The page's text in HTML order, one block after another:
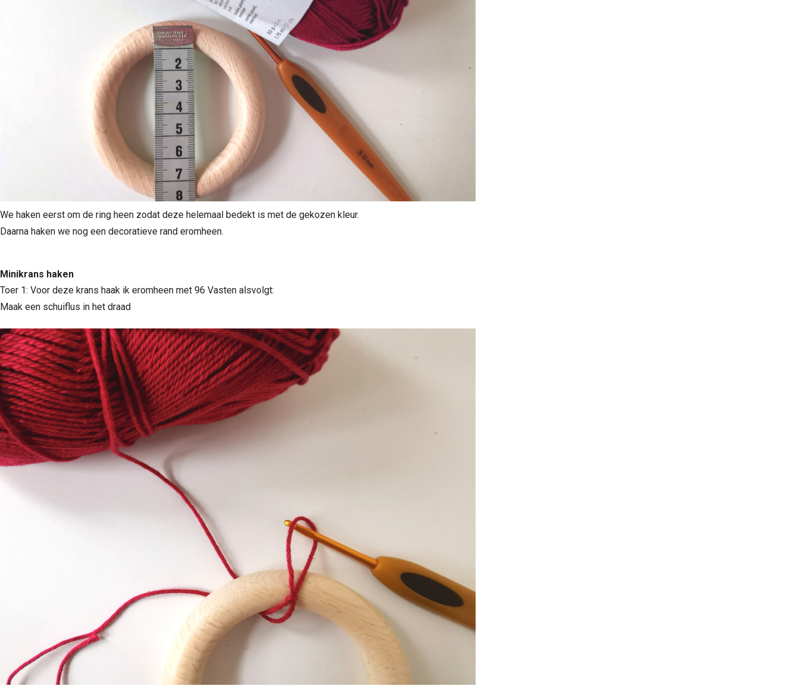
We haken eerst om de ring heen zodat deze helemaal bedekt is met de gekozen kleur.
Daarna haken we nog een decoratieve rand eromheen.
Minikrans haken
Toer 1: Voor deze krans haak ik eromheen met 96 Vasten alsvolgt:
Maak een schuiflus in het draad